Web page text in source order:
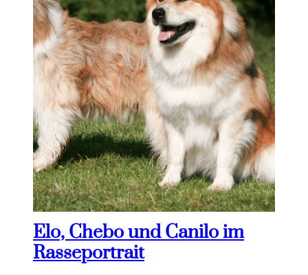
Elo, Chebo und Canilo im
Rasseportrait